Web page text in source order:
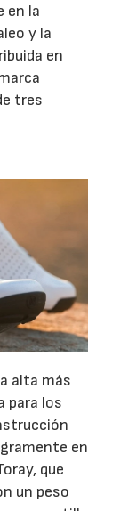
en la
y la
en
tres
alta más
para los
en
que
un peso